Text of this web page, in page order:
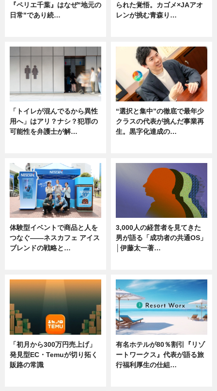
『ペリエ千葉』はなぜ"地元の
日常"であり続…
られた覚悟。カゴメ×JAアオ
レンが挑む青森り…
「トイレが混んでるから異性
用へ」はアリ？ナシ？犯罪の
可能性を弁護士が解…
“選択と集中”の徹底で最年少
クラスの代表が挑んだ事業再
生。黒字化達成の…
体験型イベントで商品と人を
つなぐ――ネスカフェ アイス
ブレンドの戦略と…
3,000人の経営者を見てきた
男が語る「成功者の共通OS」
│伊藤太一著…
「初月から300万円売上げ」
発見型EC・Temuが切り拓く
販路の常識
有名ホテルが80％割引『リゾ
ートワークス』代表が語る旅
行福利厚生の仕組…